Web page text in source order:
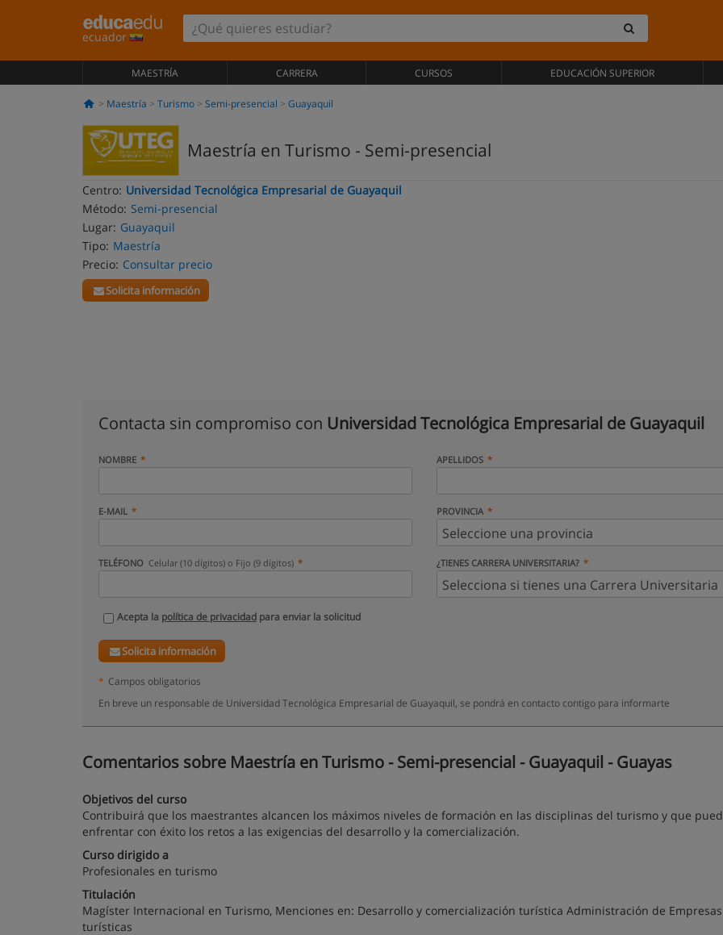
ecuador
MAESTRÍA CARRERA CURSOS EDUCACIÓN SUPERIOR
Maestría Turismo Semi-presencial Guayaquil
Maestría en Turismo - Semi-presencial
Centro: Universidad Tecnológica Empresarial de Guayaquil
Método: Semi-presencial
Lugar: Guayaquil
Tipo: Maestría
Precio: Consultar precio
Solicita información
Contacta sin compromiso con Universidad Tecnológica Empresarial de Guayaquil
NOMBRE APELLIDOS
E-MAIL PROVINCIA
TELÉFONO Celular (10 dígitos) o Fijo (9 dígitos) ¿TIENES CARRERA UNIVERSITARIA?
Acepta la política de privacidad para enviar la solicitud
Solicita información
* Campos obligatorios
En breve un responsable de Universidad Tecnológica Empresarial de Guayaquil, se pondrá en contacto contigo para informarte
Comentarios sobre Maestría en Turismo - Semi-presencial - Guayaquil - Guayas
Objetivos del curso
Contribuirá que los maestrantes alcancen los máximos niveles de formación en las disciplinas del turismo y que
enfrentar con éxito los retos a las exigencias del desarrollo y la comercialización.
Curso dirigido a
Profesionales en turismo
Titulación
Magíster Internacional en Turismo, Menciones en: Desarrollo y comercialización turística Administración de Empresas
turísticas